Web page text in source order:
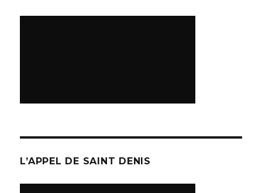
L’APPEL DE SAINT DENIS